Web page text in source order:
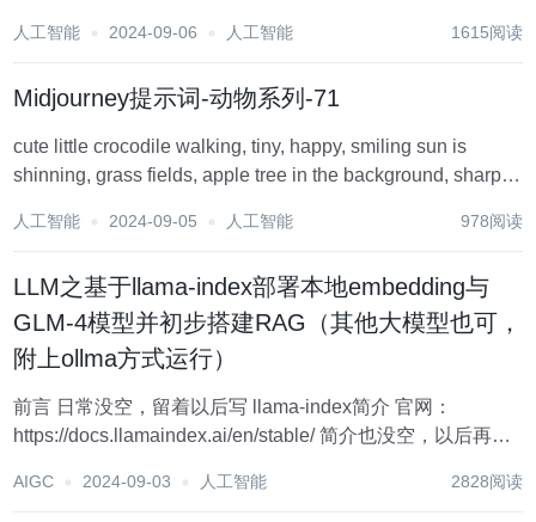
由大力教育ZERO团队负责，该团队在国内主要是研究AI教
人工智能 2024-09-06 人工智能 1615阅读
Midjourney提示词-动物系列-71
cute little crocodile walking, tiny, happy, smiling sun is
shinning, grass fields, apple tree in the background, sharp
人工智能 2024-09-05 人工智能 978阅读
LLM之基于llama-index部署本地embedding与
GLM-4模型并初步搭建RAG（其他大模型也可，
附上ollma方式运行）
前言 日常没空，留着以后写 llama-index简介 官网：
https://docs.llamaindex.ai/en/stable/ 简介也没空，以后再写
不起来，可以进官网查查资料...
AIGC 2024-09-03 人工智能 2828阅读